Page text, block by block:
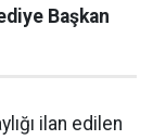
Başkan
ilan edilen